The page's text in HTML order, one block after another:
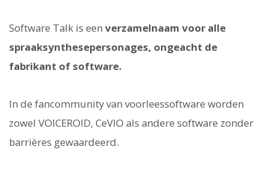
Software Talk is een verzamelnaam voor alle
spraaksynthesepersonages, ongeacht de
fabrikant of software.
In de fancommunity van voorleessoftware worden
zowel VOICEROID, CeVIO als andere software zonder
barrières gewaardeerd.